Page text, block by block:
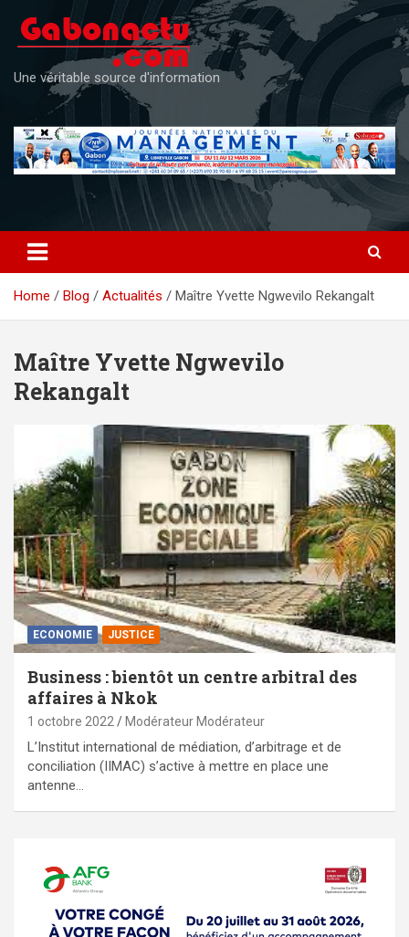
content
Une véritable source d'information
Home Blog Actualités Maître Yvette Ngwevilo Rekangalt
Maître Yvette Ngwevilo
Rekangalt
ECONOMIE JUSTICE
Business : bientôt un centre arbitral des
affaires à Nkok
1 octobre 2022 Modérateur Modérateur
L’Institut international de médiation, d’arbitrage et de
conciliation (IIMAC) s’active à mettre en place une
antenne…